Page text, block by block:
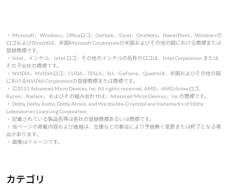
・ Microsoft、Windows、Officeロゴ、Outlook、Excel、OneNote、PowerPoint、Windowsの
ロゴおよびDirectXは、米国Microsoft Corporationの米国およびその他の国における商標または
登録商標です。
・ Intel、インテル、Intel ロゴ、その他のインテルの名称やロゴは、Intel Corporation または
その子会社の商標です。
・ NVIDIA、NVIDIAロゴ、CUDA、TESLA、SLI、GeForce、Quadroは、米国およびその他の国
におけるNVIDIA Corporationの登録商標または商標です。
・ 🄫2021 Advanced Micro Devices, Inc. All rights reserved. AMD、AMD Arrowロゴ、
Ryzen、Radeon、およびその組み合わせは、Advanced Micro Devices、Inc.の商標です。
・ Dolby, Dolby Audio, Dolby Atmos, and the double-D symbol are trademarks of Dolby
Laboratories Licensing Corporation.
・ 記載されている製品名等は各社の登録商標あるいは商標です。
・ 当ページの掲載内容および価格は、在庫などの都合により予告無く変更または終了となる場
合があります。
・ 画像はイメージです。
カテゴリ